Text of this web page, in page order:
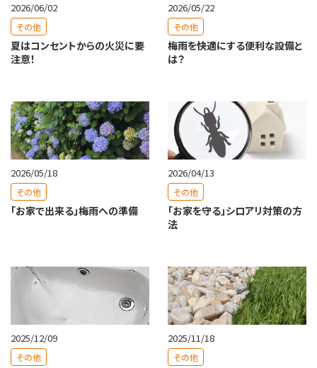
2026/06/02
その他
夏はコンセントからの火災に要
注意！
2026/05/22
その他
梅雨を快適にする便利な設備と
は？
2026/05/18
その他
「お家で出来る」梅雨への準備
2026/04/13
その他
「お家を守る」シロアリ対策の方
法
2025/12/09
その他
2025/11/18
その他